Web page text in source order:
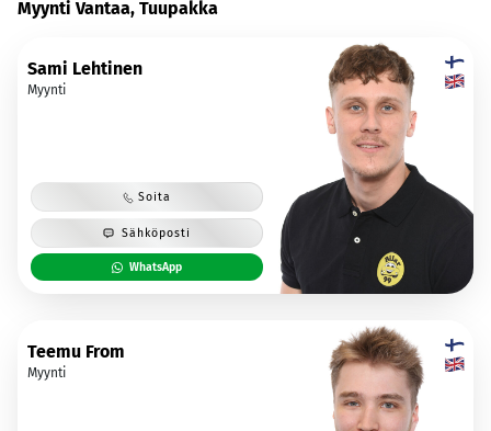
Myynti Vantaa, Tuupakka
Sami Lehtinen
Myynti
Soita
Sähköposti
WhatsApp
Teemu From
Myynti